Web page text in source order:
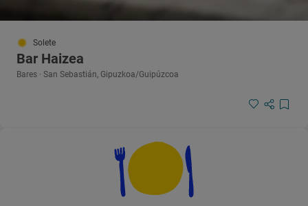
Solete
Bar Haizea
Bares · San Sebastián, Gipuzkoa/Guipúzcoa